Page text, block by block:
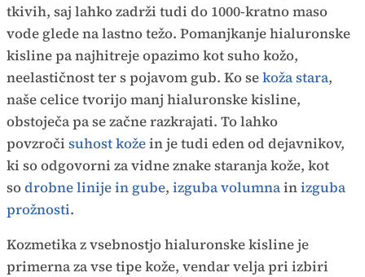
tkivih, saj lahko zadrži tudi do 1000-kratno maso
vode glede na lastno težo. Pomanjkanje hialuronske
kisline pa najhitreje opazimo kot suho kožo,
neelastičnost ter s pojavom gub. Ko sekoža stara,
naše celice tvorijo manj hialuronske kisline,
obstoječa pa se začne razkrajati. To lahko
povzroči suhost kožein je tudi eden od dejavnikov,
ki so odgovorni za vidne znake staranja kože, kot
sodrobne linije in gube, izguba volumnainizguba
prožnosti.
Kozmetika z vsebnostjo hialuronske kisline je
primerna za vse tipe kože, vendar velja pri izbiri